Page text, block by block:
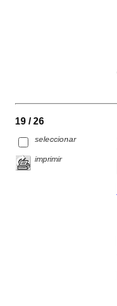
19 / 26
seleccionar
imprimir